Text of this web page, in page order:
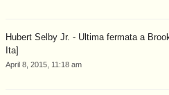
Hubert Selby Jr. - Ultima fermata a
Ita]
April 8, 2015, 11:18 am